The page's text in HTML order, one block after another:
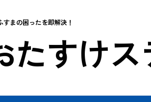
すまの困ったを即解決！
たすけ